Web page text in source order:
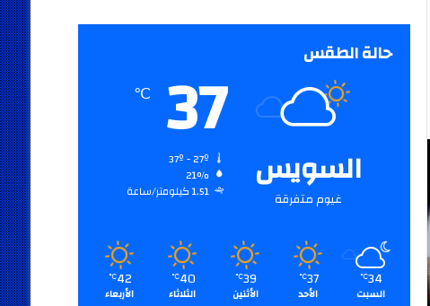
حالة الطقس
السويس
غيوم متفرقة
37
℃
21%
1.51 كيلومتر/ساعة
34
℃
السبت
37
℃
الأحد
39
℃
الأثنين
40
℃
الثلاثاء
42
℃
الأربعاء